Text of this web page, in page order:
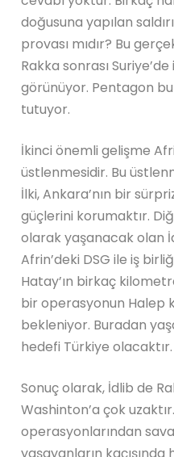
doğusuna yapılan
provası mıdır? Bu
Rakka sonrası
görünüyor. Pentagon
tutuyor.
İkinci önemli gelişme
üstlenmesidir. Bu
İlki, Ankara’nın bir
güçlerini korumaktır.
olarak yaşanacak olan
Afrin’deki DSG ile iş
Hatay’ın birkaç
bir operasyonun Halep
bekleniyor. Buradan
hedefi Türkiye olacaktır.
Sonuç olarak, İdlib de
Washinton’a çok
operasyonlarından
yaşayanların kaçışında